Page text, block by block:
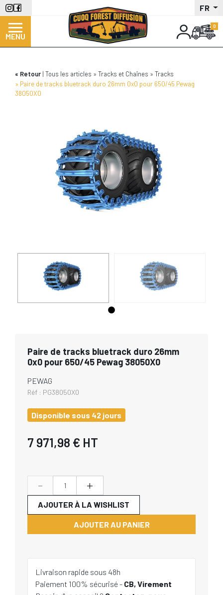
Aller
au
contenu
principal
FR
MENU
Retour Tous les articles Tracks et Chaînes
Tracks
Paire de tracks bluetrack duro 26mm 0x0 pour 650/45 Pewag
38050X0
Paire de tracks bluetrack duro 26mm
0x0 pour 650/45 Pewag 38050X0
PEWAG
Réf : PG38050X0
Disponible sous 42 jours
7 971,98 € HT
- +
AJOUTER AU PANIER
AJOUTER À LA WISHLIST
Livraison rapide sous 48h
Paiement 100% sécurisé - CB, Virement